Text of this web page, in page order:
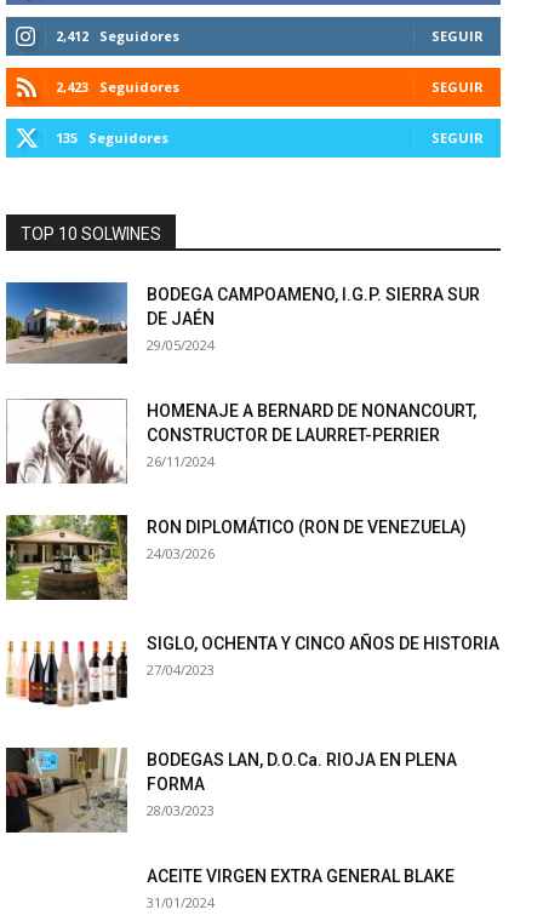
2,412 Seguidores SEGUIR
2,423 Seguidores SEGUIR
135 Seguidores SEGUIR
TOP 10 SOLWINES
BODEGA CAMPOAMENO, I.G.P. SIERRA SUR
DE JAÉN
29/05/2024
HOMENAJE A BERNARD DE NONANCOURT,
CONSTRUCTOR DE LAURRET-PERRIER
26/11/2024
RON DIPLOMÁTICO (RON DE VENEZUELA)
24/03/2026
SIGLO, OCHENTA Y CINCO AÑOS DE HISTORIA
27/04/2023
BODEGAS LAN, D.O.Ca. RIOJA EN PLENA
FORMA
28/03/2023
ACEITE VIRGEN EXTRA GENERAL BLAKE
31/01/2024